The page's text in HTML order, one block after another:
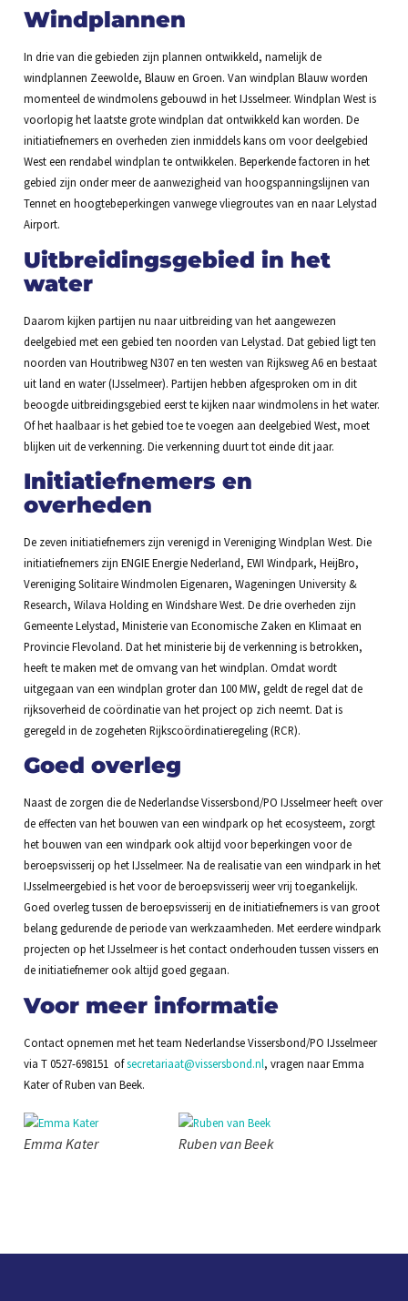
Windplannen
In drie van die gebieden zijn plannen ontwikkeld, namelijk de
windplannen Zeewolde, Blauw en Groen. Van windplan Blauw worden
momenteel de windmolens gebouwd in het IJsselmeer. Windplan West is
voorlopig het laatste grote windplan dat ontwikkeld kan worden. De
initiatiefnemers en overheden zien inmiddels kans om voor deelgebied
West een rendabel windplan te ontwikkelen. Beperkende factoren in het
gebied zijn onder meer de aanwezigheid van hoogspanningslijnen van
Tennet en hoogtebeperkingen vanwege vliegroutes van en naar Lelystad
Airport.
Uitbreidingsgebied in het
water
Daarom kijken partijen nu naar uitbreiding van het aangewezen
deelgebied met een gebied ten noorden van Lelystad. Dat gebied ligt ten
noorden van Houtribweg N307 en ten westen van Rijksweg A6 en bestaat
uit land en water (IJsselmeer). Partijen hebben afgesproken om in dit
beoogde uitbreidingsgebied eerst te kijken naar windmolens in het water.
Of het haalbaar is het gebied toe te voegen aan deelgebied West, moet
blijken uit de verkenning. Die verkenning duurt tot einde dit jaar.
Initiatiefnemers en
overheden
De zeven initiatiefnemers zijn verenigd in Vereniging Windplan West. Die
initiatiefnemers zijn ENGIE Energie Nederland, EWI Windpark, HeijBro,
Vereniging Solitaire Windmolen Eigenaren, Wageningen University &
Research, Wilava Holding en Windshare West. De drie overheden zijn
Gemeente Lelystad, Ministerie van Economische Zaken en Klimaat en
Provincie Flevoland. Dat het ministerie bij de verkenning is betrokken,
heeft te maken met de omvang van het windplan. Omdat wordt
uitgegaan van een windplan groter dan 100 MW, geldt de regel dat de
rijksoverheid de coördinatie van het project op zich neemt. Dat is
geregeld in de zogeheten Rijkscoördinatieregeling (RCR).
Goed overleg
Naast de zorgen die de Nederlandse Vissersbond/PO IJsselmeer heeft over
de effecten van het bouwen van een windpark op het ecosysteem, zorgt
het bouwen van een windpark ook altijd voor beperkingen voor de
beroepsvisserij op het IJsselmeer. Na de realisatie van een windpark in het
IJsselmeergebied is het voor de beroepsvisserij weer vrij toegankelijk.
Goed overleg tussen de beroepsvisserij en de initiatiefnemers is van groot
belang gedurende de periode van werkzaamheden. Met eerdere windpark
projecten op het IJsselmeer is het contact onderhouden tussen vissers en
de initiatiefnemer ook altijd goed gegaan.
Voor meer informatie
Contact opnemen met het team Nederlandse Vissersbond/PO IJsselmeer
via T 0527-698151 ofsecretariaat@vissersbond.nl, vragen naar Emma
Kater of Ruben van Beek.
Emma Kater Ruben van Beek